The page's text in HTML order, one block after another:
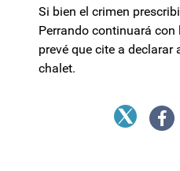
Si bien el crimen
Perrando continuará
prevé que cite a declarar
chalet.